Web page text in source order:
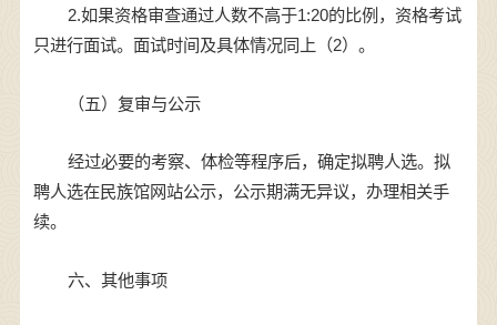
2.如果资格审查通过人数不高于1:20的比例，资格考试
只进行面试。面试时间及具体情况同上（2）。
（五）复审与公示
经过必要的考察、体检等程序后，确定拟聘人选。拟
聘人选在民族馆网站公示，公示期满无异议，办理相关手
续。
六、其他事项